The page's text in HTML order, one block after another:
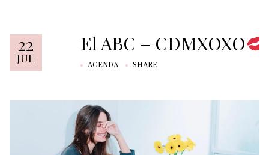
22
JUL
El ABC – CDMXOXO
AGENDA SHARE